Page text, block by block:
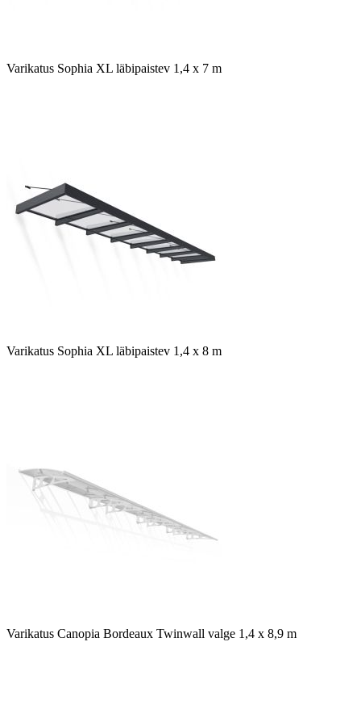
Varikatus Sophia XL läbipaistev 1,4 x 7 m
Varikatus Sophia XL läbipaistev 1,4 x 8 m
Varikatus Canopia Bordeaux Twinwall valge 1,4 x 8,9 m